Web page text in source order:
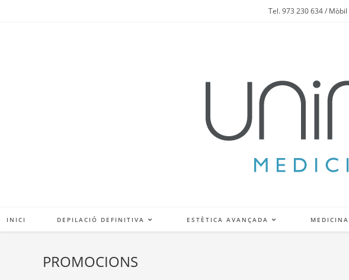
Tel. 973 230 634 / Mòbil
INICI DEPILACIÓ DEFINITIVA ESTÈTICA AVANÇADA
PROMOCIONS